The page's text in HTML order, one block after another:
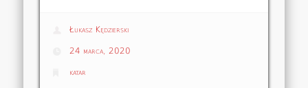
Łukasz Kędzierski
24 marca, 2020
katar